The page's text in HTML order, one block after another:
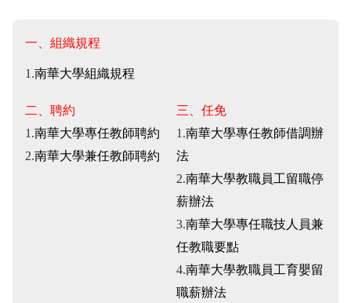
一、組織規程
1.南華大學組織規程
二、聘約
1.南華大學專任教師聘約
2.南華大學兼任教師聘約
三、任免
1.南華大學專任教師借調辦
法
2.南華大學教職員工留職停
薪辦法
3.南華大學專任職技人員兼
任教職要點
4.南華大學教職員工育嬰留
職薪辦法